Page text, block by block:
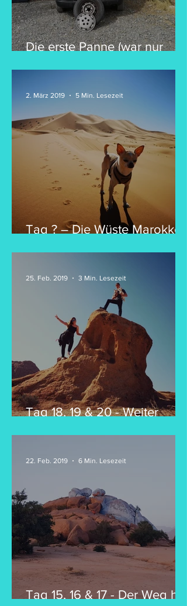
Die erste Panne (war nur
Tag ? – Die Wüste Marokkos
2. März 2019 5 Min. Lesezeit
Tag 18, 19 & 20 - Weiter
25. Feb. 2019 3 Min. Lesezeit
Tag 15, 16 & 17 - Der Weg hat
22. Feb. 2019 6 Min. Lesezeit